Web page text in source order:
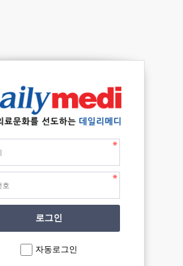
자동로그인